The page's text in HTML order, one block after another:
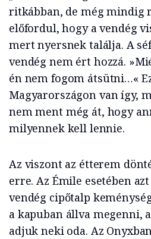
ritkábban, de még mindig
előfordul, hogy a vendég
mert nyersnek találja. A
vendég nem ért hozzá.
én nem fogom átsütni…«
Magyarországon van így,
nem ment még át, hogy
milyennek kell lennie.
Az viszont az étterem
erre. Az Émile esetében
vendég cipőtalp
a kapuban állva megenni,
adjuk neki oda. Az